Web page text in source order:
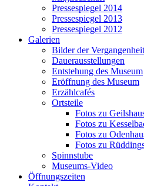
Pressespiegel 2014
Pressespiegel 2013
Pressespiegel 2012
Galerien
Bilder der Vergangenheit
Dauerausstellungen
Entstehung des Museum
Eröffnung des Museum
Erzählcafés
Ortsteile
Fotos zu
Fotos zu
Fotos zu
Fotos zu
Spinnstube
Museums-Video
Öffnungszeiten